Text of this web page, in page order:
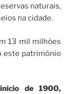
naturais,
na cidade.
13 mil milhões
este património
de 1900,